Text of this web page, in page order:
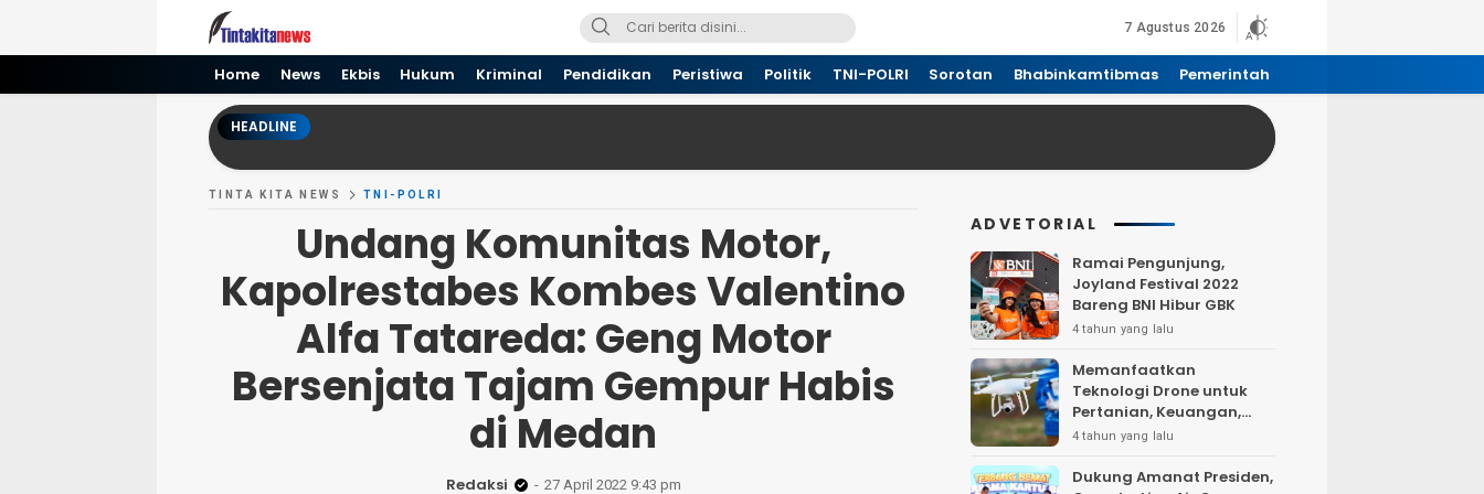
Tinta kita News
Informasi Terkini
7 Agustus 2026
Home News Ekbis Hukum Kriminal Pendidikan Peristiwa Politik TNI-POLRI Sorotan Bhabinkamtibmas Pemerintah
HEADLINE
TINTA KITA NEWS TNI-POLRI
Undang Komunitas Motor,
Kapolrestabes Kombes Valentino
Alfa Tatareda: Geng Motor
Bersenjata Tajam Gempur Habis
di Medan
Redaksi 27 April 2022 9:43 pm
ADVETORIAL
Ramai Pengunjung,
Joyland Festival 2022
Bareng BNI Hibur GBK
4 tahun yang lalu
Memanfaatkan
Teknologi Drone untuk
Pertanian, Keuangan,
Pertambangan, Real
Telekomunikasi.
4 tahun yang lalu
Dukung Amanat Presiden,